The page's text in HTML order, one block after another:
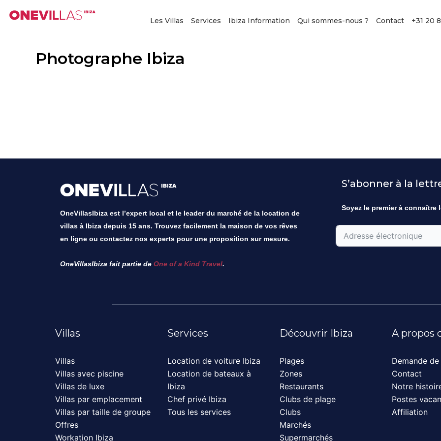
Les Villas Services Ibiza Information Qui sommes-nous ? Contact +31 20
Photographe Ibiza
OneVillasIbiza est l’expert local et le leader du marché de la location de
villas à Ibiza depuis 15 ans. Trouvez facilement la maison de vos rêves
en ligne ou contactez nos experts pour une proposition sur mesure.
OneVillasIbiza fait partie de One of a Kind Travel.
S’abonner à la
Soyez le premier à connaître
Villas
Villas
Villas avec piscine
Villas de luxe
Villas par emplacement
Villas par taille de groupe
Offres
Workation Ibiza
Services
Location de voiture Ibiza
Location de bateaux à
Ibiza
Chef privé Ibiza
Tous les services
Découvrir Ibiza
Plages
Zones
Restaurants
Clubs de plage
Clubs
Marchés
Supermarchés
A propos
Demande
Contact
Notre
Postes
Affiliation